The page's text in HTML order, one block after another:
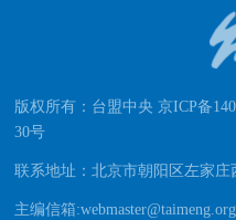
版权所有：台盟中央 京ICP备
30号
联系地址：北京市朝阳区左家庄
主编信箱